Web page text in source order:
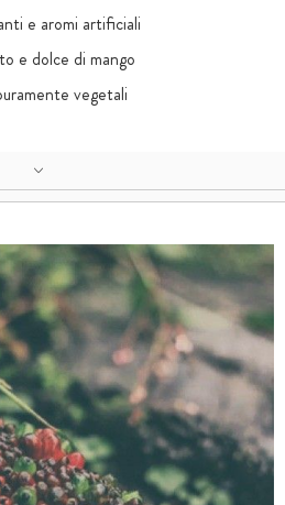
e aromi artificiali
e dolce di mango
vegetali